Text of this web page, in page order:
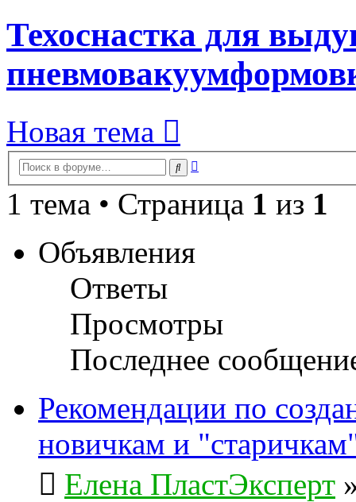
Техоснастка для
Новая тема
Поиск
1 тема • Страница 1 из 1
Объявления
Ответы
Просмотры
Последнее
Рекомендации по
новичкам и
Елена ПластЭксперт